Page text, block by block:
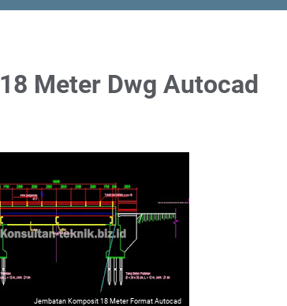
Meter Dwg Autocad
Jembatan Komposit 18 Meter Format Autocad